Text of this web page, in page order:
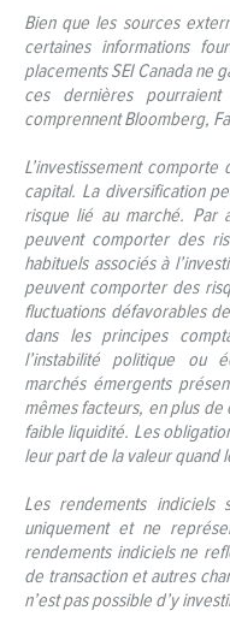
Bien que les sources
certaines informations
placements SEI Canada ne
ces dernières
comprennent Bloomberg,
L’investissement
capital. La diversification
risque lié au marché. Par
peuvent comporter des
habituels associés à
peuvent comporter des
fluctuations défavorables
dans les principes
l’instabilité politique ou
marchés émergents
mêmes facteurs, en plus
faible liquidité. Les
leur part de la valeur quand
Les rendements indiciels
uniquement et ne
rendements indiciels ne
de transaction et autres
n’est pas possible d’y